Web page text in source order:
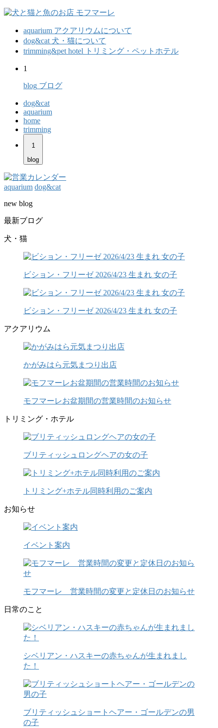
aquarium アクアリウムについて
dog&cat 犬・猫について
trimming&pet hotel
トリミング・ペットホテル
1
blog ブログ
dog&cat
aquarium
home
trimming
1
blog
aquarium dog&cat
new blog
最新ブログ
犬・猫
ビション・フリーゼ 2026/4/23 生まれ 女の子
ビション・フリーゼ 2026/4/23 生まれ 女の子
アクアリウム
かがみはら元気まつり出店
モフマーレお盆期間の営業時間のお知らせ
トリミング・ホテル
ブリティッシュロングヘアの女の子
トリミング+ホテル同時利用のご案内
お知らせ
イベント案内
モフマーレ 営業時間の変更と定休日のお知らせ
日常のこと
シベリアン・ハスキーの赤ちゃんが生まれまし
た！
ブリティッシュショートヘアー・ゴールデンの男
の子